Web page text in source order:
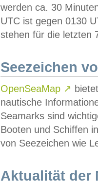
werden ca. 30
UTC ist gegen 0130
stehen für die letzten
Seezeichen
OpenSeaMap ↗
nautische
Seamarks sind
Booten und Schiffen
von Seezeichen wie
Aktualität der